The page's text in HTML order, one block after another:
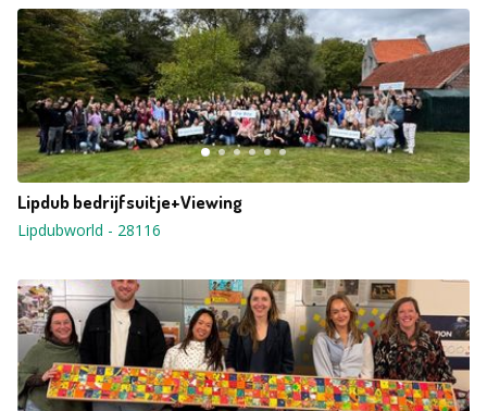
Lipdub bedrijfsuitje+Viewing
Lipdubworld - 28116